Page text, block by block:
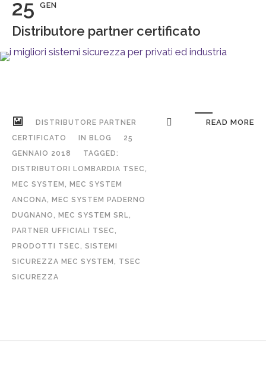
25 GEN
Distributore partner certificato
DISTRIBUTORE PARTNER
CERTIFICATO
IN BLOG
25
GENNAIO 2018
TAGGED:
DISTRIBUTORI LOMBARDIA TSEC,
MEC SYSTEM , MEC SYSTEM
ANCONA, MEC SYSTEM PADERNO
DUGNANO, MEC SYSTEM SRL,
PARTNER UFFICIALI TSEC,
PRODOTTI TSEC, SISTEMI
SICUREZZA MEC SYSTEM , TSEC
SICUREZZA
READ MORE